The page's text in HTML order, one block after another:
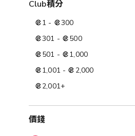
Club積分
1 -
300
301 -
500
501 -
1,000
1,001 -
2,000
2,001+
價錢